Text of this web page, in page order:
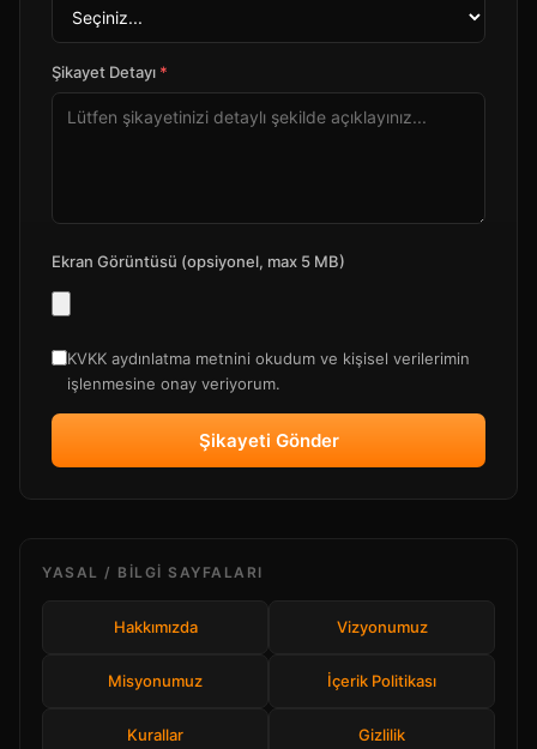
Şikayet Detayı *
Ekran Görüntüsü (opsiyonel, max 5 MB)
KVKK aydınlatma metnini okudum ve kişisel verilerimin
işlenmesine onay veriyorum.
Şikayeti Gönder
YASAL / BILGI SAYFALARI
Hakkımızda Vizyonumuz
Misyonumuz İçerik Politikası
Kurallar Gizlilik